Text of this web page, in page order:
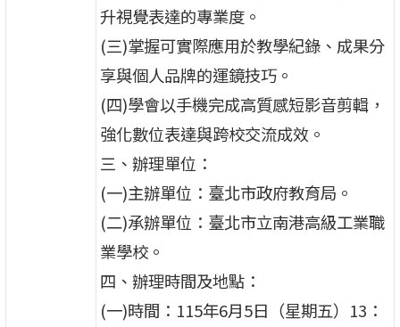
升視覺表達的專業度。
(三)掌握可實際應用於教學紀錄、成果分
享與個人品牌的運鏡技巧。
(四)學會以手機完成高質感短影音剪輯，
強化數位表達與跨校交流成效。
三、辦理單位：
(一)主辦單位：臺北市政府教育局。
(二)承辦單位：臺北市立南港高級工業職
業學校。
四、辦理時間及地點：
(一)時間：115年6月5日（星期五）13：